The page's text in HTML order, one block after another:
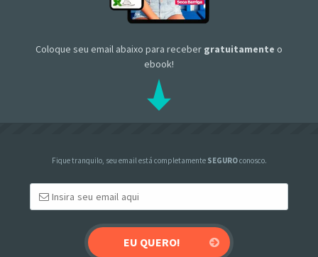
Coloque seu email abaixo para receber gratuitamente o
ebook!
Fique tranquilo, seu email está completamente SEGUROconosco.